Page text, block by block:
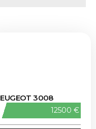
3008
12500 €